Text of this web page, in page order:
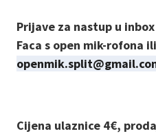
Prijave za nastup u
Faca s open mik-rofona
Cijena ulaznice 4€,